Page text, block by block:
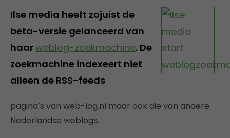
Ilse media heeft zojuist de
beta-versie gelanceerd van
haarweblog-zoekmachine. De
zoekmachine indexeert niet
alleen deRSS-feeds
pagina’s van web-log.nl maar ook die van andere
Nederlandse weblogs.